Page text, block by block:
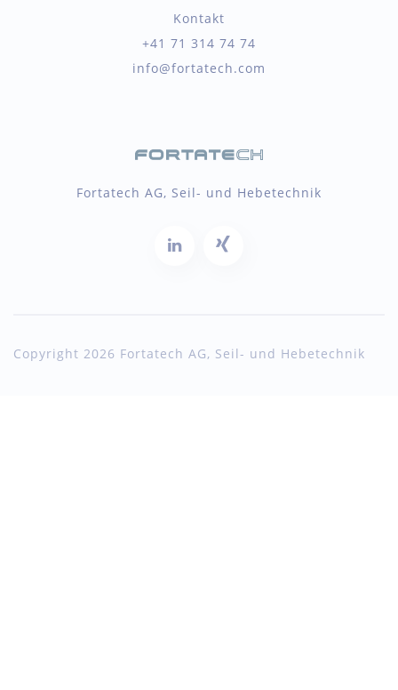
Kontakt
+41 71 314 74 74
info@fortatech.com
Fortatech AG, Seil- und Hebetechnik
Copyright 2026 Fortatech AG, Seil- und Hebetechnik